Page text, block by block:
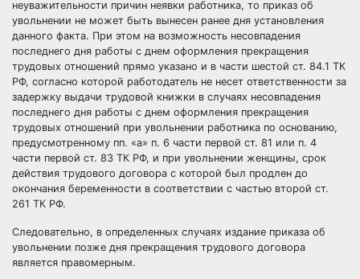
неуважительности причин неявки работника, то приказ об
увольнении не может быть вынесен ранее дня установления
данного факта. При этом на возможность несовпадения
последнего дня работы с днем оформления прекращения
трудовых отношений прямо указано и в части шестой ст. 84.1 ТК
РФ, согласно которой работодатель не несет ответственности за
задержку выдачи трудовой книжки в случаях несовпадения
последнего дня работы с днем оформления прекращения
трудовых отношений при увольнении работника по основанию,
предусмотренному пп. «а» п. 6 части первой ст. 81 или п. 4
части первой ст. 83 ТК РФ, и при увольнении женщины, срок
действия трудового договора с которой был продлен до
окончания беременности в соответствии с частью второй ст.
261 ТК РФ.
Следовательно, в определенных случаях издание приказа об
увольнении позже дня прекращения трудового договора
является правомерным.